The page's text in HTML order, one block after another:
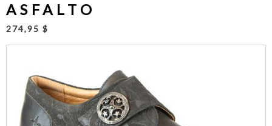
ASFALTO
274,95 $